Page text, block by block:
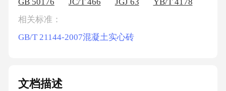
GB 50176
JC/T 466 JGJ 63
YB/T 4178
相关标准：
GB/T 21144-2007混凝土实心砖
文档描述